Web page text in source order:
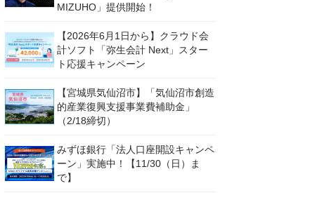
MIZUHO」提供開始！
【2026年6月1日から】クラウド会
計ソフト「弥生会計 Next」スター
ト応援キャンペーン
【宮城県気仙沼市】「気仙沼市創造
的産業復興支援事業費補助金」
（2/18締切）
みずほ銀行「法人口座開設キャンペ
ーン」実施中！【11/30（日）ま
で】